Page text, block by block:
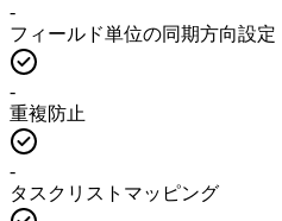
-
フィールド単位の同期方向設定
-
重複防止
-
タスクリストマッピング